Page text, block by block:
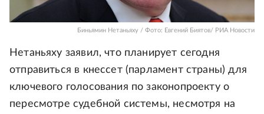
Биньямин Нетаньяху / Фото: Евгений Биятов/ РИА Новости
Нетаньяху заявил, что планирует сегодня
отправиться в кнессет (парламент страны) для
ключевого голосования по законопроекту о
пересмотре судебной системы, несмотря на